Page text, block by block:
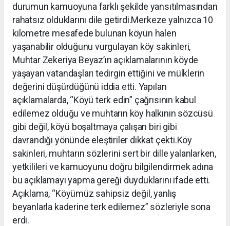
durumun kamuoyuna farklı şekilde yansıtılmasından
rahatsız olduklarını dile getirdi.Merkeze yalnızca 10
kilometre mesafede bulunan köyün halen
yaşanabilir olduğunu vurgulayan köy sakinleri,
Muhtar Zekeriya Beyaz’ın açıklamalarının köyde
yaşayan vatandaşları tedirgin ettiğini ve mülklerin
değerini düşürdüğünü iddia etti. Yapılan
açıklamalarda, “Köyü terk edin” çağrısının kabul
edilemez olduğu ve muhtarın köy halkının sözcüsü
gibi değil, köyü boşaltmaya çalışan biri gibi
davrandığı yönünde eleştiriler dikkat çekti.Köy
sakinleri, muhtarın sözlerini sert bir dille yalanlarken,
yetkilileri ve kamuoyunu doğru bilgilendirmek adına
bu açıklamayı yapma gereği duyduklarını ifade etti.
Açıklama, “Köyümüz sahipsiz değil, yanlış
beyanlarla kaderine terk edilemez” sözleriyle sona
erdi.